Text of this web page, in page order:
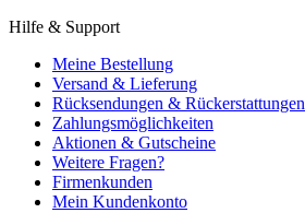
Hilfe & Support
Meine Bestellung
Versand & Lieferung
Rücksendungen & Rückerstattungen
Zahlungsmöglichkeiten
Aktionen & Gutscheine
Weitere Fragen?
Firmenkunden
Mein Kundenkonto